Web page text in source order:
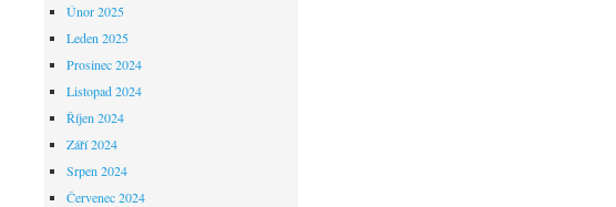
Únor 2025
Leden 2025
Prosinec 2024
Listopad 2024
Říjen 2024
Září 2024
Srpen 2024
Červenec 2024